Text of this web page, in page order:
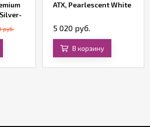
руб.
ATX, Pearlescent White
5 020 руб.
В корзину